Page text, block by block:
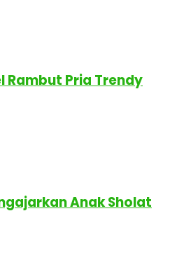
Rambut Pria Trendy
Anak Sholat